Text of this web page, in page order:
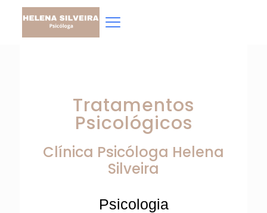
Tratamentos
Psicológicos
Clínica Psicóloga Helena
Silveira
Psicologia